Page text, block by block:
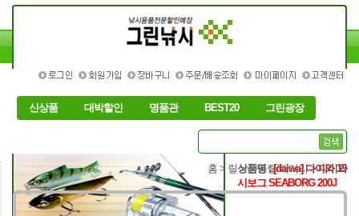
신상품 대박할인 명품관 BEST20 그린광장
홈 > 릴 >전동릴/배터리>다이와
상품명 : [daiwa] 다이와 19
시보그 SEABORG 200J